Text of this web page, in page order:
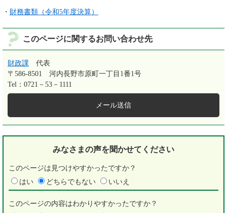
・ 財務書類（令和5年度決算）​
このページに関するお問い合わせ先
財政課
代表
〒586-8501
河内長野市原町一丁目1番1号
Tel：0721－53－1111
メール送信
みなさまの声を聞かせてください
このページは見つけやすかったですか？
はい
どちらでもない いいえ
このページの内容はわかりやすかったですか？